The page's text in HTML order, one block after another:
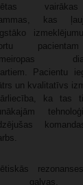
kas
Pacientu
un kvalitatīvs
ka tas
galvas,